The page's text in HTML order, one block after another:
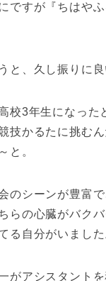
ですが『ちはや
と、久し振りに良
校3年生になっ
技かるたに挑む
と。
のシーンが豊富
らの心臓がバク
る自分がいました
がアシスタント